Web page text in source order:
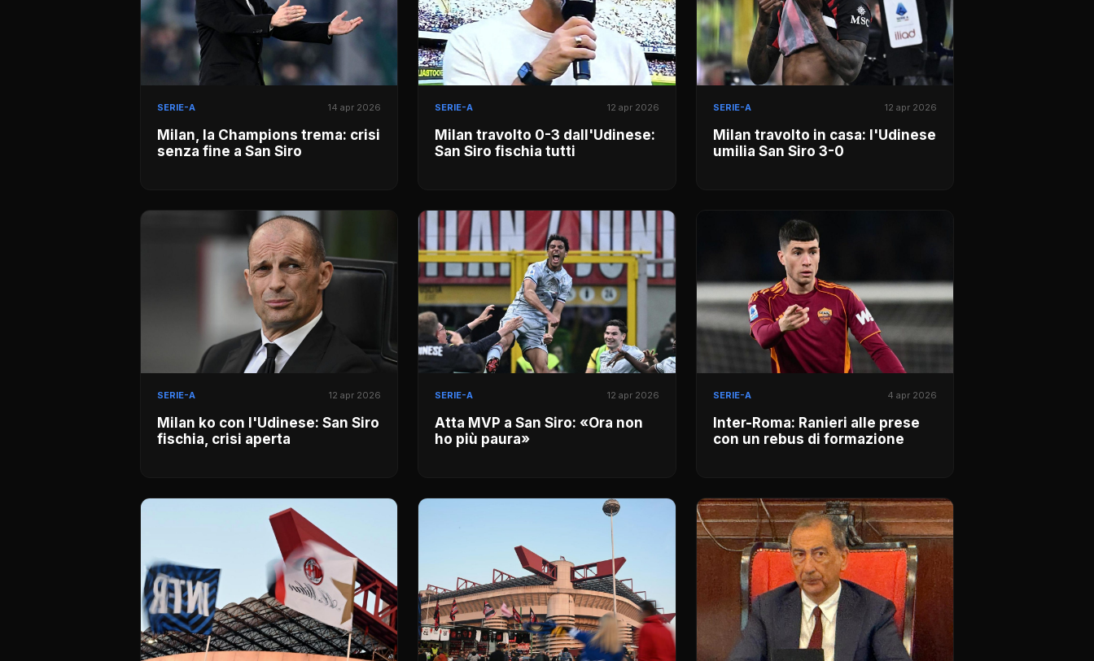
SERIE-A 14 apr 2026
Milan, la Champions trema: crisi
senza fine a San Siro
SERIE-A 12 apr 2026
Milan travolto 0-3 dall'Udinese:
San Siro fischia tutti
SERIE-A 12 apr 2026
Milan travolto in casa: l'Udinese
umilia San Siro 3-0
SERIE-A 12 apr 2026
Milan ko con l'Udinese: San Siro
fischia, crisi aperta
SERIE-A 12 apr 2026
Atta MVP a San Siro: «Ora non
ho più paura»
SERIE-A 4 apr 2026
Inter-Roma: Ranieri alle prese
con un rebus di formazione